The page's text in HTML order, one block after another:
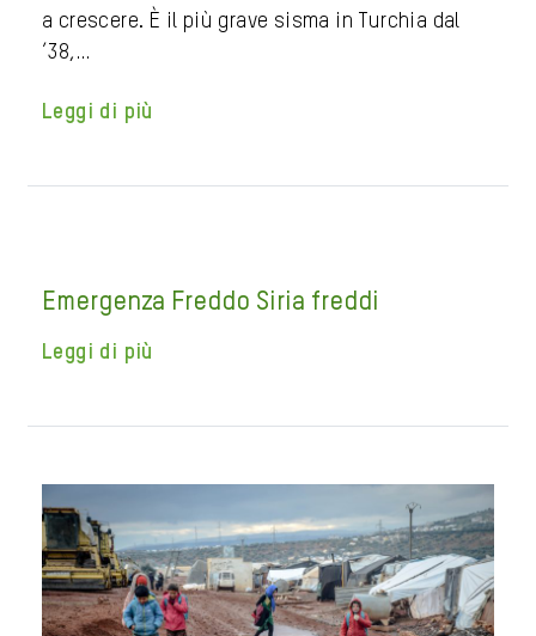
a crescere. È il più grave sisma in Turchia dal
’38,…
Leggi di più
Emergenza Freddo Siria freddi
Leggi di più